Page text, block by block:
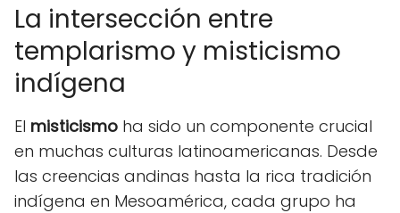
La intersección entre
templarismo y misticismo
indígena
El misticismo ha sido un componente crucial
en muchas culturas latinoamericanas. Desde
las creencias andinas hasta la rica tradición
indígena en Mesoamérica, cada grupo ha